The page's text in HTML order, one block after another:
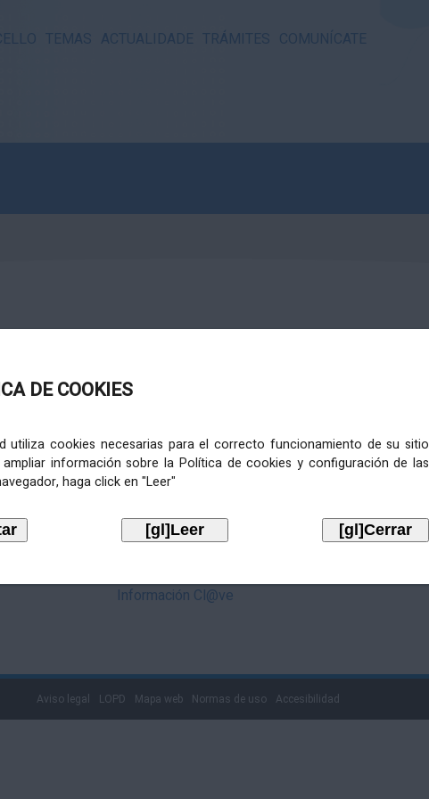
TEMAS ACTUALIDADE TRÁMITES COMUNÍCATE
DE COOKIES
utiliza cookies necesarias para el correcto funcionamiento de su sitio
ampliar información sobre la Política de cookies y configuración de las
haga click en "Leer"
Cl@ve. Pulse no logotipo
Información Cl@ve
Aviso legal LOPD Mapa web Normas de uso Accesibilidad